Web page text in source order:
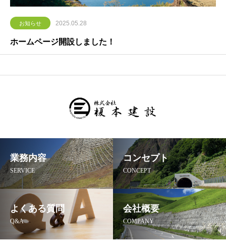
お知らせ 2025.05.28
ホームページ開設しました！
業務内容
SERVICE
コンセプト
CONCEPT
よくある質問
Q&A
会社概要
COMPANY